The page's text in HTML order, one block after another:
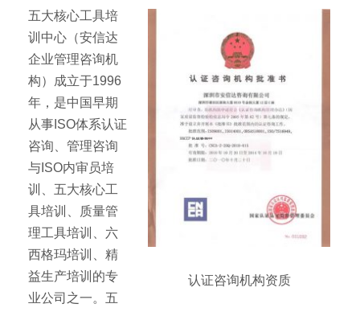
认证咨询机构资质
五大核心工具培
训中心（安信达
企业管理咨询机
构）成立于1996
年，是中国早期
从事ISO体系认证
咨询、管理咨询
与ISO内审员培
训、五大核心工
具培训、质量管
理工具培训、六
西格玛培训、精
益生产培训的专
业公司之一。五